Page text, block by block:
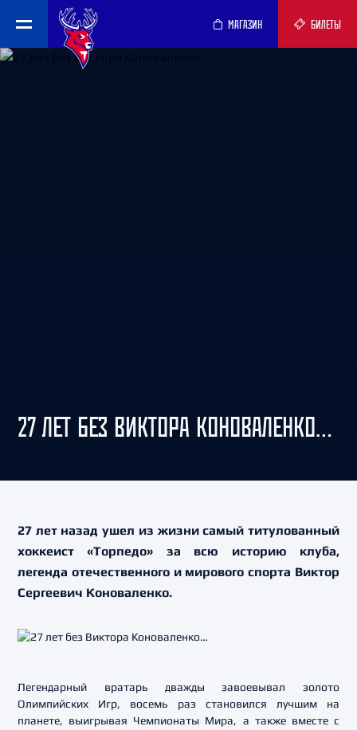
МАГАЗИН БИЛЕТЫ
27 ЛЕТ БЕЗ ВИКТОРА КОНОВАЛЕНКО…
27 лет назад ушел из жизни самый титулованный
хоккеист «Торпедо» за всю историю клуба,
легенда отечественного и мирового спорта Виктор
Сергеевич Коноваленко.
Легендарный вратарь дважды завоевывал золото
Олимпийских Игр, восемь раз становился лучшим на
планете, выигрывая Чемпионаты Мира, а также вместе с